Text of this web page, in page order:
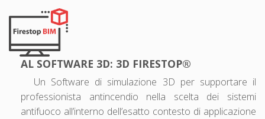
AL SOFTWARE 3D: 3D FIRESTOP®
Un Software di simulazione 3D per supportare il
professionista antincendio nella scelta dei sistemi
antifuoco all’interno dell’esatto contesto di applicazione